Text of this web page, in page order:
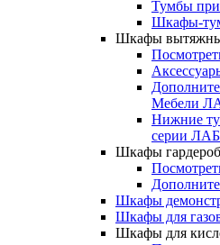
Тумбы
Шкафы-
Шкафы
Мебели
Нижние
серии
Шкафы
Шкафы
Шкафы для
Шкафы для